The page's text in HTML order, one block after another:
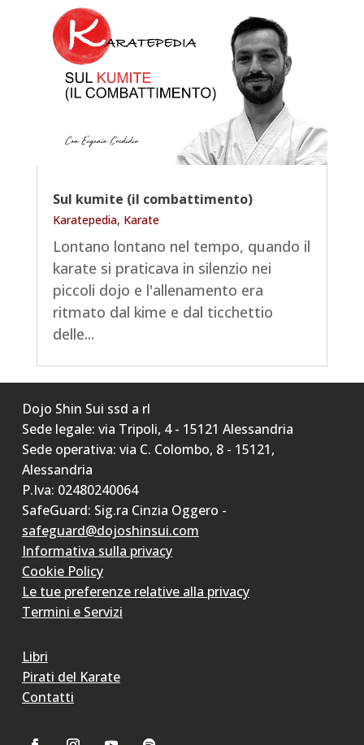
Sul kumite (il combattimento)
Karatepedia, Karate
Lontano lontano nel tempo, quando il
karate si praticava in silenzio nei
piccoli dojo e l'allenamento era
ritmato dal kime e dal ticchettio
delle...
Dojo Shin Sui ssd a rl
Sede legale: via Tripoli, 4 - 15121 Alessandria
Sede operativa: via C. Colombo, 8 - 15121,
Alessandria
P.Iva: 02480240064
SafeGuard: Sig.ra Cinzia Oggero -
safeguard@dojoshinsui.com
Informativa sulla privacy
Cookie Policy
Le tue preferenze relative alla privacy
Termini e Servizi
Libri
Pirati del Karate
Contatti